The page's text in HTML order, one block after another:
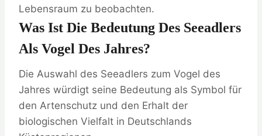
Lebensraum zu beobachten.
Was Ist Die Bedeutung Des Seeadlers
Als Vogel Des Jahres?
Die Auswahl des Seeadlers zum Vogel des
Jahres würdigt seine Bedeutung als Symbol für
den Artenschutz und den Erhalt der
biologischen Vielfalt in Deutschlands